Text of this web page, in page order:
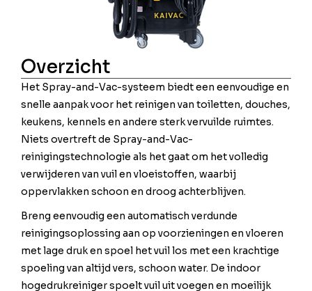
Overzicht
Het Spray-and-Vac-systeem biedt een eenvoudige en
snelle aanpak voor het reinigen van toiletten, douches,
keukens, kennels en andere sterk vervuilde ruimtes.
Niets overtreft de Spray-and-Vac-
reinigingstechnologie als het gaat om het volledig
verwijderen van vuil en vloeistoffen, waarbij
oppervlakken schoon en droog achterblijven.
Breng eenvoudig een automatisch verdunde
reinigingsoplossing aan op voorzieningen en vloeren
met lage druk en spoel het vuil los met een krachtige
spoeling van altijd vers, schoon water. De indoor
hogedrukreiniger spoelt vuil uit voegen en moeilijk